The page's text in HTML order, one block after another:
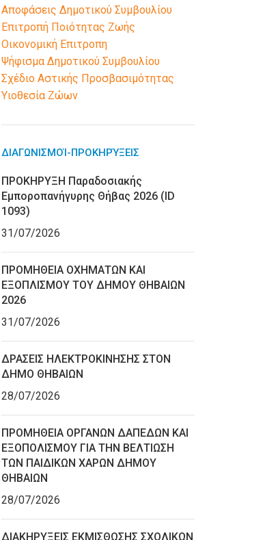
Αποφάσεις Δημοτικού Συμβουλίου
Επιτροπή Ποιότητας Ζωής
Οικονομική Επιτροπη
Ψήφισμα Δημοτικού Συμβουλίου
Σχέδιο Αστικής Προσβασιμότητας
Υιοθεσία Ζώων
ΔΙΑΓΩΝΙΣΜΟΊ-ΠΡΟΚΗΡΎΞΕΙΣ
ΠΡΟΚΗΡΥΞΗ Παραδοσιακής
Εμποροπανήγυρης Θήβας 2026 (ID
1093)
31/07/2026
ΠΡΟΜΗΘΕΙΑ ΟΧΗΜΑΤΩΝ ΚΑΙ
ΕΞΟΠΛΙΣΜΟΥ ΤΟΥ ΔΗΜΟΥ ΘΗΒΑΙΩΝ
2026
31/07/2026
ΔΡΑΣΕΙΣ ΗΛΕΚΤΡΟΚΙΝΗΣΗΣ ΣΤΟΝ
ΔΗΜΟ ΘΗΒΑΙΩΝ
28/07/2026
ΠΡΟΜΗΘΕΙΑ ΟΡΓΑΝΩΝ ΔΑΠΕΔΩΝ ΚΑΙ
ΕΞΟΠΟΛΙΣΜΟΥ ΓΙΑ ΤΗΝ ΒΕΛΤΙΩΣΗ
ΤΩΝ ΠΑΙΔΙΚΩΝ ΧΑΡΩΝ ΔΗΜΟΥ
ΘΗΒΑΙΩΝ
28/07/2026
ΔΙΑΚΗΡΥΞΕΙΣ ΕΚΜΙΣΘΩΣΗΣ ΣΧΟΛΙΚΩΝ